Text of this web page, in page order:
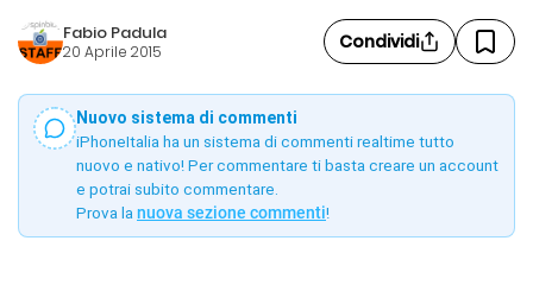
Fabio Padula
20 Aprile 2015 Condividi
Nuovo sistema di commenti
iPhoneItalia ha un sistema di commenti realtime tutto
nuovo e nativo! Per commentare ti basta creare un account
e potrai subito commentare.
Prova la nuova sezione commenti!